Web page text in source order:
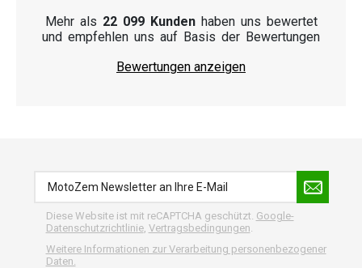
Mehr als 22 099 Kundenhaben uns bewertet
und empfehlen uns auf Basis der Bewertungen
Bewertungen anzeigen
Diese Website ist mit reCAPTCHA geschützt. Google-
Datenschutzrichtlinie, Vertragsbedingungen
Weitere Informationen zur Verarbeitung personenbezogener
Daten.